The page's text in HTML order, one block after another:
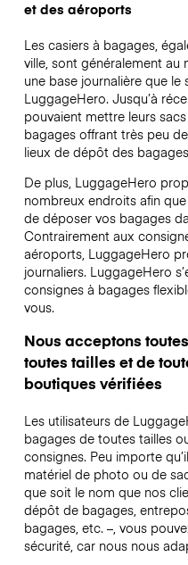
et des aéroports
Les casiers à bagages,
ville, sont généralement au
une base journalière que
LuggageHero. Jusqu’à
pouvaient mettre leurs
bagages offrant très peu
lieux de dépôt des
De plus, LuggageHero
nombreux endroits afin
de déposer vos bagages
Contrairement aux
aéroports, LuggageHero
journaliers. LuggageHero
consignes à bagages
vous.
Nous acceptons
toutes tailles et de
boutiques vérifiées
Les utilisateurs de
bagages de toutes tailles
consignes. Peu importe
matériel de photo ou de
que soit le nom que nos
dépôt de bagages,
bagages, etc. –, vous
sécurité, car nous nous